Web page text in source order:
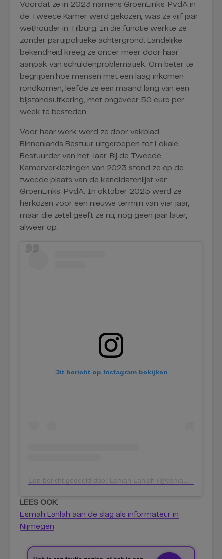
Voordat ze in 2023 namens GroenLinks-PvdA in
de Tweede Kamer werd gekozen, was ze vijf jaar
wethouder in Tilburg. In die functie werkte ze
zonder partijpolitieke achtergrond. Landelijke
bekendheid kreeg ze onder meer door haar
aanpak van schuldenproblematiek. Om beter te
begrijpen hoe mensen met een laag inkomen
rondkomen, leefde ze een maand lang van een
bijstandsuitkering, met ongeveer 50 euro per
week te besteden.
Voor haar werk werd ze door vakblad
Binnenlands Bestuur uitgeroepen tot Lokale
Bestuurder van het Jaar. Bij de Tweede
Kamerverkiezingen van 2023 stond ze op de
tweede plaats van de kandidatenlijst van
GroenLinks-PvdA. In oktober 2025 werd ze
herkozen voor een nieuwe termijn van vier jaar,
maar die zetel geeft ze nu, nog geen jaar later,
alweer op.
Dit bericht op Instagram bekijken
Een bericht gedeeld door Esmah Lahlah (@esmah_lahlah)
LEES OOK:
Esmah Lahlah aan de slag als informateur in
Nijmegen